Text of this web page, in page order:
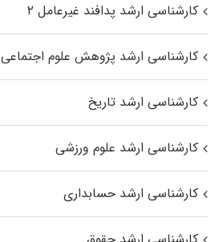
کارشناسی ارشد پدافند غیرعامل ۲
کارشناسی ارشد پژوهش علوم اجتماعی
کارشناسی ارشد تاریخ
کارشناسی ارشد علوم ورزشی
کارشناسی ارشد حسابداری